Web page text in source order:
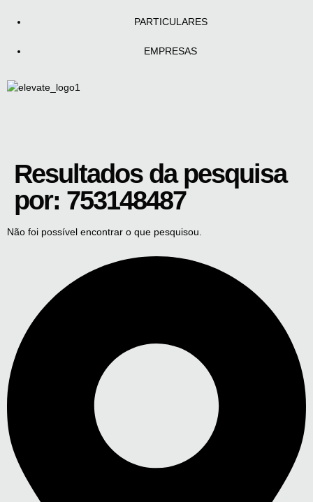
PARTICULARES
EMPRESAS
Resultados da pesquisa
por: 753148487
Não foi possível encontrar o que pesquisou.